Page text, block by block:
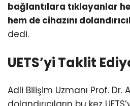
bağlantılara tıklayanlar
hem de cihazını
dedi.
UETS’yi Taklit
Adli Bilişim Uzmanı Prof. Dr.